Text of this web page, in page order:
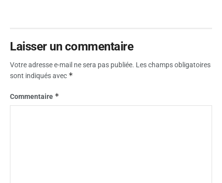
Laisser un commentaire
Votre adresse e-mail ne sera pas publiée. Les champs obligatoires
sont indiqués avec *
Commentaire *